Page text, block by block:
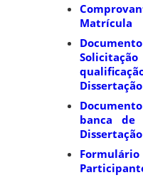
Matrícula
Dissertação
banca de